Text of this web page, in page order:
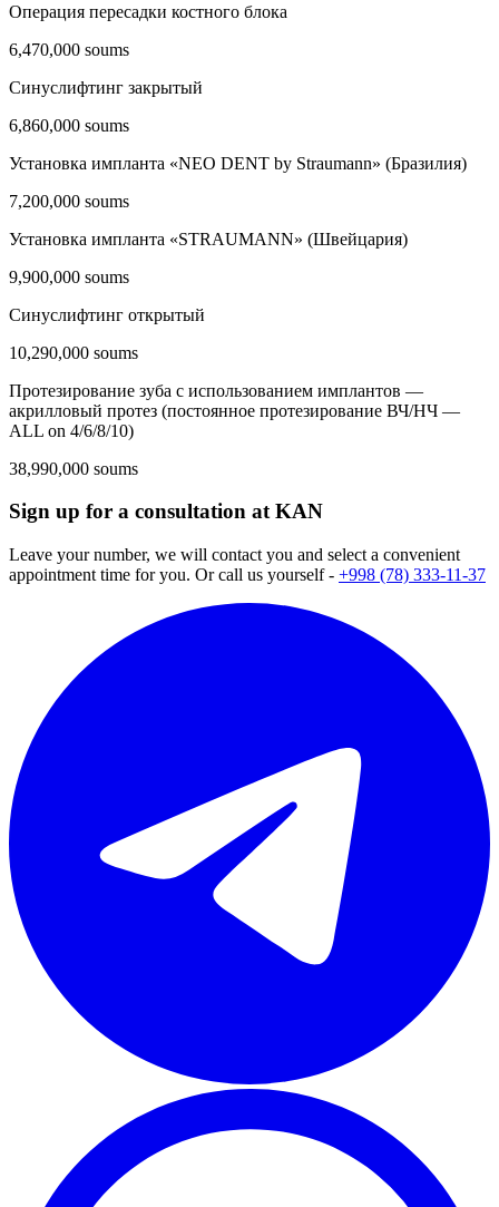
Операция пересадки костного блока
6,470,000 soums
Синуслифтинг закрытый
6,860,000 soums
Установка импланта «NEO DENT by Straumann» (Бразилия)
7,200,000 soums
Установка импланта «STRAUMANN» (Швейцария)
9,900,000 soums
Синуслифтинг открытый
10,290,000 soums
Протезирование зуба с использованием имплантов —
акрилловый протез (постоянное протезирование ВЧ/НЧ —
ALL on 4/6/8/10)
38,990,000 soums
Sign up for a consultation at KAN
Leave your number, we will contact you and select a convenient
appointment time for you. Or call us yourself - +998 (78) 333-11-37